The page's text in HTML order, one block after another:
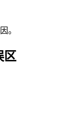
。
区